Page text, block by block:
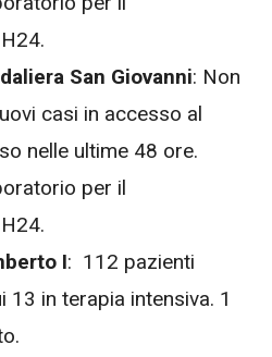
H24.
San Giovanni: Non
casi in accesso al
nelle ultime 48 ore.
per il
H24.
I: 112 pazienti
13 in terapia intensiva. 1